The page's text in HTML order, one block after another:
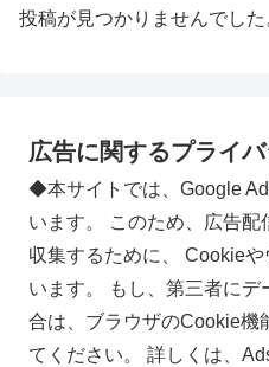
投稿が見つかりませんでした
広告に関するプライ
◆本サイトでは、Google
います。 このため、広告
収集するために、 Cookie
います。 もし、第三者に
合は、ブラウザのCookie機
てください。 詳しくは、